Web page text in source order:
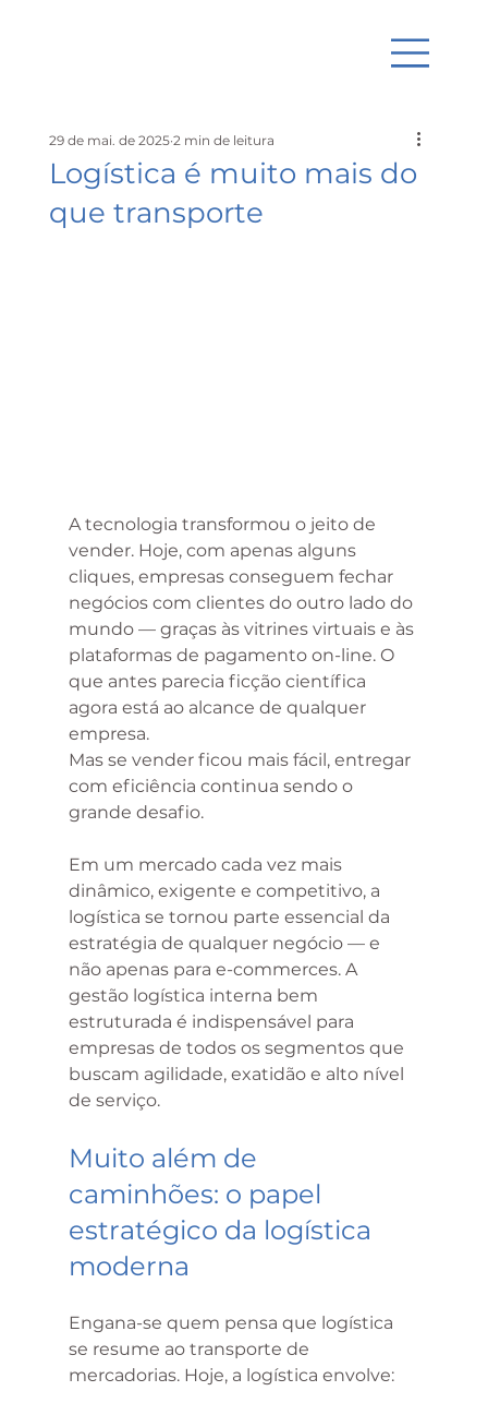
Logística é muito mais do
que transporte
29 de mai. de 2025 2 min de leitura
A tecnologia transformou o jeito de
vender. Hoje, com apenas alguns
cliques, empresas conseguem fechar
negócios com clientes do outro lado do
mundo — graças às vitrines virtuais e às
plataformas de pagamento on-line. O
que antes parecia ficção científica
agora está ao alcance de qualquer
empresa.
Mas se vender ficou mais fácil, entregar
com eficiência continua sendo o
grande desafio.
Em um mercado cada vez mais
dinâmico, exigente e competitivo, a
logística se tornou parte essencial da
estratégia de qualquer negócio — e
não apenas para e-commerces. A
gestão logística interna bem
estruturada é indispensável para
empresas de todos os segmentos que
buscam agilidade, exatidão e alto nível
de serviço.
Muito além de
caminhões: o papel
estratégico da logística
moderna
Engana-se quem pensa que logística
se resume ao transporte de
mercadorias. Hoje, a logística envolve: